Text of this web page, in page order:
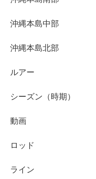
沖縄本島中部
沖縄本島北部
ルアー
シーズン（時期）
動画
ロッド
ライン